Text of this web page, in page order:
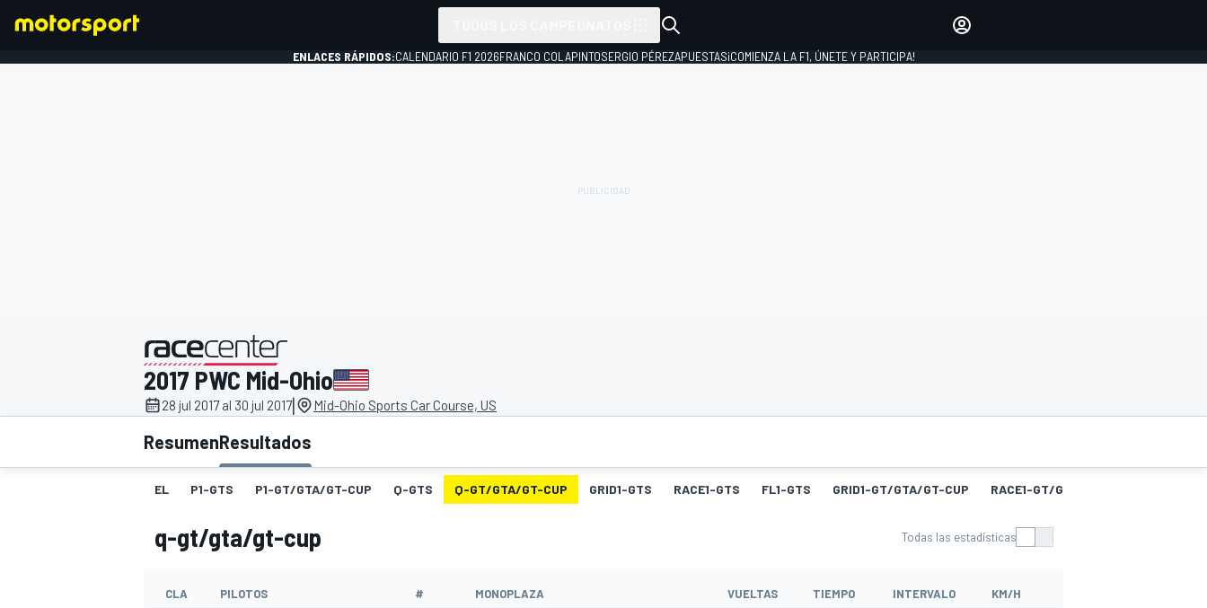
INDYCAR
INICIAR SESIÓN
ENLACES RÁPIDOS:CALENDARIO F1 2026FRANCO COLAPINTOSERGIO PÉREZAPUESTAS¡COMIENZA LA F1, ÚNETE Y PARTICIPA!
presentado por
2017 PWC Mid-Ohio
28 jul 2017 al 30 jul 2017| Mid-Ohio Sports Car Course, US
ResumenResultados
EL P1-GTS P1-GT/GTA/GT-CUP Q-GTS Q-GT/GTA/GT-CUP GRID1-GTS RACE1-GTS FL1-GTS GRID1-GT/GTA/GT-CUP RACE1-GT/GTA/GT-CUP
q-gt/gta/gt-cup Todas las estadísticas
CLA PILOTOS # MONOPLAZA VUELTAS TIEMPO INTERVALO KM/H